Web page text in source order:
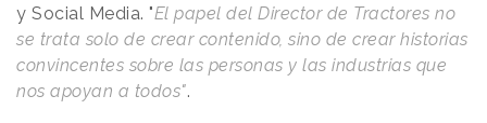
y Social Media. "El papel del Director de Tractores no
se trata solo de crear contenido, sino de crear historias
convincentes sobre las personas y las industrias que
nos apoyan a todos".